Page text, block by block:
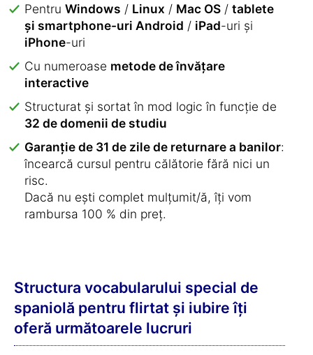
Pentru Windows / Linux / Mac OS / tablete
și smartphone-uri Android / iPad-uri și
iPhone-uri
Cu numeroase metode de învățare
interactive
Structurat și sortat în mod logic în funcție de
32 de domenii de studiu
Garanție de 31 de zile de returnare a banilor:
încearcă cursul pentru călătorie fără nici un
risc.
Dacă nu ești complet mulțumit/ă, îți vom
rambursa 100 % din preț.
Structura vocabularului special de
spaniolă pentru flirtat și iubire îți
oferă următoarele lucruri